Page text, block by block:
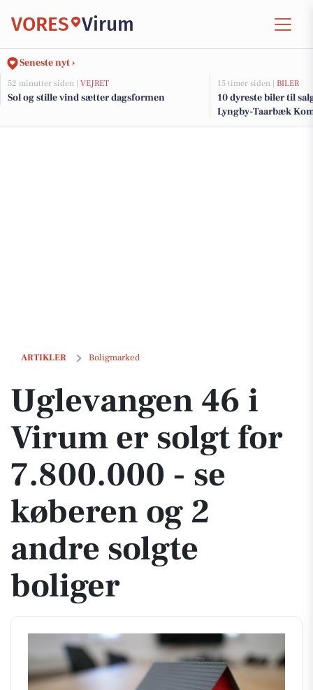
VORES Virum
Seneste nyt ›
52 minutter siden | VEJRET
Sol og stille vind sætter dagsformen
15 timer siden | BILER
10 dyreste biler til
Lyngby-Taarbæk
ARTIKLER Boligmarked
Uglevangen 46 i Virum er solgt for 7.800.000 - se køberen og 2
Uglevangen 46 i
Virum er solgt for
7.800.000 - se
køberen og 2
andre solgte
boliger